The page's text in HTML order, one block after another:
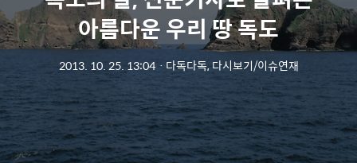
아름다운 우리 땅 독도
2013. 10. 25. 13:04ㆍ 다독다독, 다시보기/이슈연재